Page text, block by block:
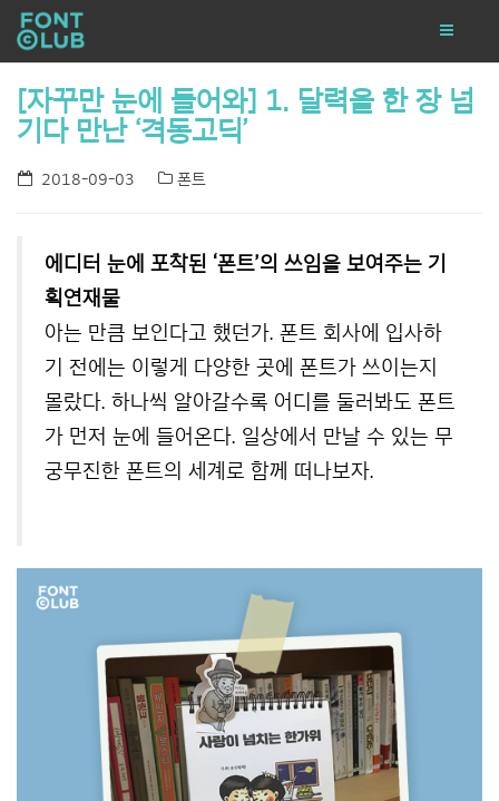
[자꾸만 눈에 들어와] 1. 달력을 한 장 넘
기다 만난 ‘격동고딕’
2018-09-03 폰트
에디터 눈에 포착된 ‘폰트’의 쓰임을 보여주는 기
획연재물
아는 만큼 보인다고 했던가. 폰트 회사에 입사하
기 전에는 이렇게 다양한 곳에 폰트가 쓰이는지
몰랐다. 하나씩 알아갈수록 어디를 둘러봐도 폰트
가 먼저 눈에 들어온다. 일상에서 만날 수 있는 무
궁무진한 폰트의 세계로 함께 떠나보자.